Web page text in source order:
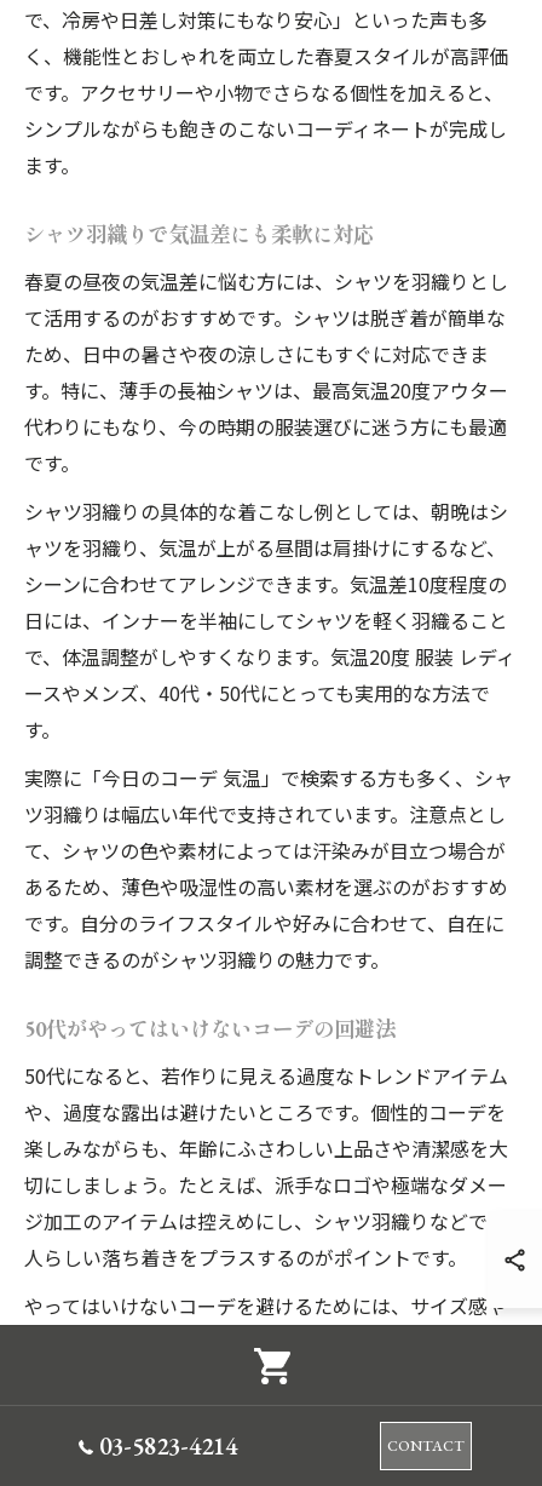
で、冷房や日差し対策にもなり安心」といった声も多
く、機能性とおしゃれを両立した春夏スタイルが高評価
です。アクセサリーや小物でさらなる個性を加えると、
シンプルながらも飽きのこないコーディネートが完成し
ます。
シャツ羽織りで気温差にも柔軟に対応
春夏の昼夜の気温差に悩む方には、シャツを羽織りとし
て活用するのがおすすめです。シャツは脱ぎ着が簡単な
ため、日中の暑さや夜の涼しさにもすぐに対応できま
す。特に、薄手の長袖シャツは、最高気温20度アウター
代わりにもなり、今の時期の服装選びに迷う方にも最適
です。
シャツ羽織りの具体的な着こなし例としては、朝晩はシ
ャツを羽織り、気温が上がる昼間は肩掛けにするなど、
シーンに合わせてアレンジできます。気温差10度程度の
日には、インナーを半袖にしてシャツを軽く羽織ること
で、体温調整がしやすくなります。気温20度 服装 レディ
ースやメンズ、40代・50代にとっても実用的な方法で
す。
実際に「今日のコーデ 気温」で検索する方も多く、シャ
ツ羽織りは幅広い年代で支持されています。注意点とし
て、シャツの色や素材によっては汗染みが目立つ場合が
あるため、薄色や吸湿性の高い素材を選ぶのがおすすめ
です。自分のライフスタイルや好みに合わせて、自在に
調整できるのがシャツ羽織りの魅力です。
50代がやってはいけないコーデの回避法
50代になると、若作りに見える過度なトレンドアイテム
や、過度な露出は避けたいところです。個性的コーデを
楽しみながらも、年齢にふさわしい上品さや清潔感を大
切にしましょう。たとえば、派手なロゴや極端なダメー
ジ加工のアイテムは控えめにし、シャツ羽織りなどで大
人らしい落ち着きをプラスするのがポイントです。
やってはいけないコーデを避けるためには、サイズ感や
素材選びも重要です。体型に合わないオーバーサイズ
や、透け感が強すぎる素材はだらしなく見えがちなので
注意が必要です。逆に、適度なゆとりと上質な素材のシ
ャツを羽織りに取り入れることで、品格と個性を両立で
03-5823-4214 CONTACT